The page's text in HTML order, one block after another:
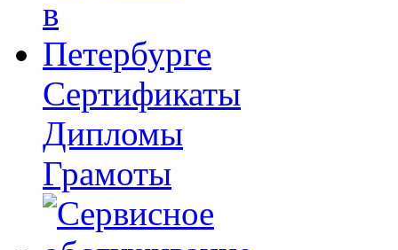
Сертификаты
Дипломы
Грамоты